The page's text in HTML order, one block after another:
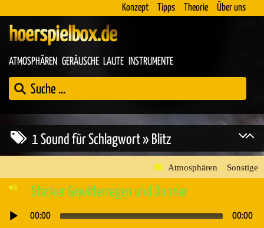
Konzept Tipps Theorie Über uns
hoerspielbox.de
ATMOSPHÄREN GERÄUSCHE LAUTE INSTRUMENTE
1 Sound für Schlagwort » Blitz
Atmosphären » Sonstige
Starker Gewitterregen und Donner
Audio-
00:00 00:00